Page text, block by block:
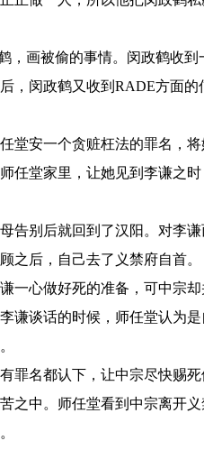
画被偷的事情。闵政鹤收到
，闵政鹤又收到RADE方面的
堂安一个贪赃枉法的罪名，
任堂家里，让她见到李谦之
告别后就回到了汉阳。对李
之后，自己去了义禁府自首。
一心做好死的准备，可中宗
谦谈话的时候，师任堂认为是
罪名都认下，让中宗尽快赐死
之中。师任堂看到中宗离开